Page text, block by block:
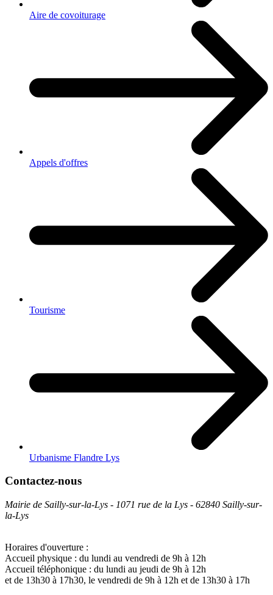
Aire de covoiturage
Appels d'offres
Tourisme
Urbanisme Flandre Lys
Contactez-nous
Mairie de Sailly-sur-la-Lys - 1071 rue de la Lys - 62840 Sailly-sur-
la-Lys
Horaires d'ouverture :
Accueil physique : du lundi au vendredi de 9h à 12h
Accueil téléphonique : du lundi au jeudi de 9h à 12h
et de 13h30 à 17h30, le vendredi de 9h à 12h et de 13h30 à 17h